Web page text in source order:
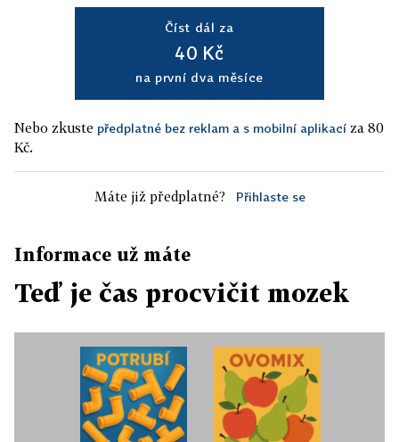
Číst dál za
40 Kč
na první dva měsíce
Nebo zkuste předplatné bez reklam a s mobilní aplikací za 80
Kč.
Máte již předplatné? Přihlaste se
Informace už máte
Teď je čas procvičit mozek